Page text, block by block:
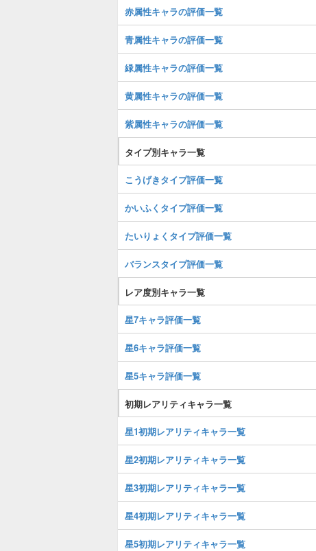
赤属性キャラの評価一覧
青属性キャラの評価一覧
緑属性キャラの評価一覧
黄属性キャラの評価一覧
紫属性キャラの評価一覧
タイプ別キャラ一覧
こうげきタイプ評価一覧
かいふくタイプ評価一覧
たいりょくタイプ評価一覧
バランスタイプ評価一覧
レア度別キャラ一覧
星7キャラ評価一覧
星6キャラ評価一覧
星5キャラ評価一覧
初期レアリティキャラ一覧
星1初期レアリティキャラ一覧
星2初期レアリティキャラ一覧
星3初期レアリティキャラ一覧
星4初期レアリティキャラ一覧
星5初期レアリティキャラ一覧